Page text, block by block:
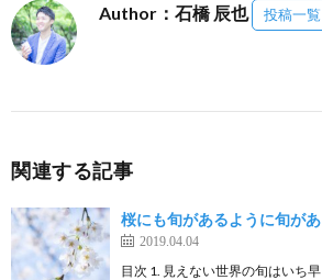
Author：石橋 辰也 投稿一覧
関連する記事
桜にも旬があるように旬があ
2019.04.04
目次 1. 見えない世界の旬はいち